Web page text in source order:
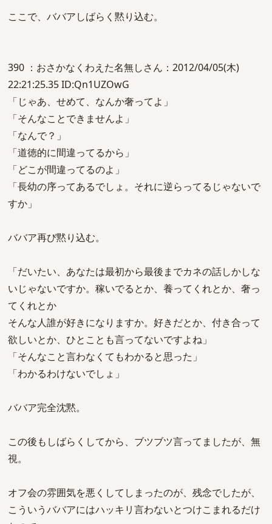
ここで、ババアしばらく黙り込む。
390 ：おさかなくわえた名無しさん：2012/04/05(木)
22:21:25.35 ID:Qn1UZOwG
「じゃあ、せめて、なんか奢ってよ」
「そんなことできませんよ」
「なんで？」
「道徳的に間違ってるから」
「どこが間違ってるのよ」
「長幼の序ってあるでしょ。それに逆らってるじゃないで
すか」
ババア再び黙り込む。
「だいたい、あなたは最初から最後までカネの話しかしな
いじゃないですか。稼いでるとか、養ってくれとか、奢っ
てくれとか
そんな人誰が好きになりますか。好きだとか、付き合って
欲しいとか、ひとことも言ってないですよね」
「そんなこと言わなくてもわかると思った」
「わかるわけないでしょ」
ババア完全沈黙。
この後もしばらくしてから、ブツブツ言ってましたが、無
視。
オフ会の雰囲気を悪くしてしまったのが、残念でしたが、
こういうババアにはハッキリ言わないとつけこまれるだけ